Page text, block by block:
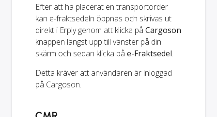
Efter att ha placerat en transportorder
kan e-fraktsedeln öppnas och skrivas ut
direkt i Erply genom att klicka på Cargoson
knappen längst upp till vänster på din
skärm och sedan klicka på e-Fraktsedel.
Detta kräver att användaren är inloggad
på Cargoson.